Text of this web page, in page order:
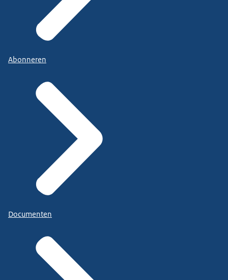
Abonneren
Documenten